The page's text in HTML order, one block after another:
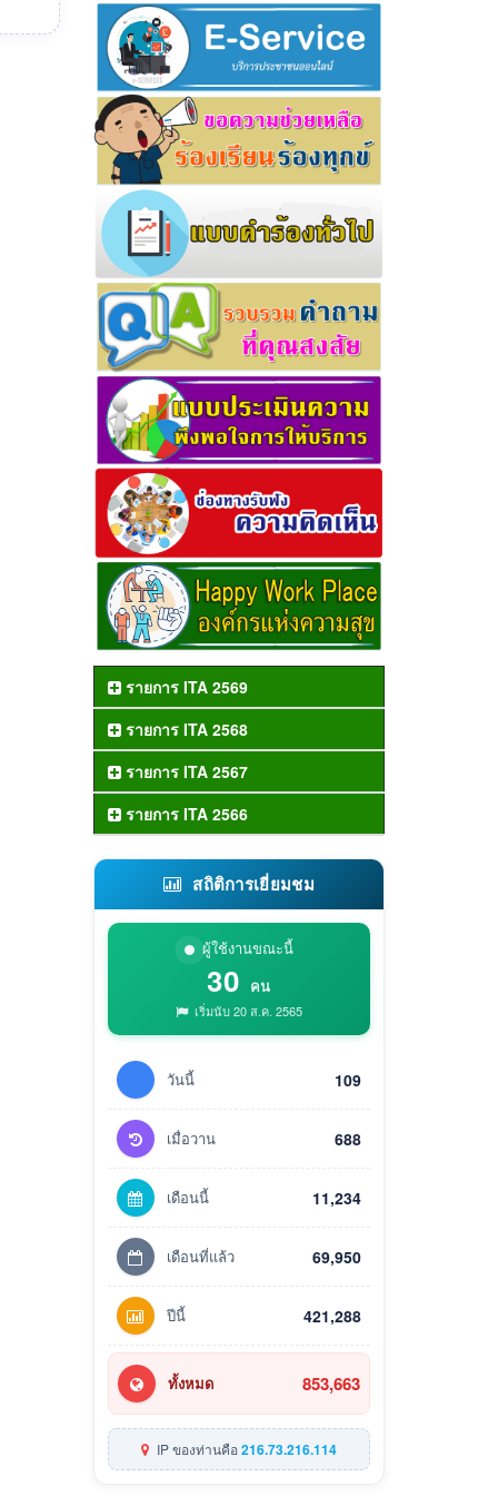
รายการ ITA 2569
รายการ ITA 2568
รายการ ITA 2567
รายการ ITA 2566
สถิติการเยี่ยมชม
ผู้ใช้งานขณะนี้
30 คน
เริ่มนับ 20 ส.ค. 2565
วันนี้ 109
เมื่อวาน 688
เดือนนี้ 11,234
เดือนที่แล้ว 69,950
ปีนี้ 421,288
ทั้งหมด 853,663
IP ของท่านคือ216.73.216.114